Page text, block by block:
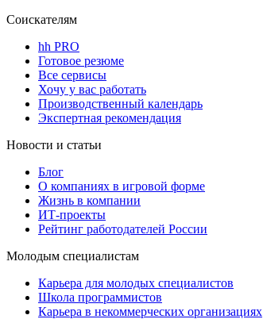
Соискателям
hh PRO
Готовое резюме
Все сервисы
Хочу у вас работать
Производственный календарь
Экспертная рекомендация
Новости и статьи
Блог
О компаниях в игровой форме
Жизнь в компании
ИТ-проекты
Рейтинг работодателей России
Молодым специалистам
Карьера для молодых специалистов
Школа программистов
Карьера в некоммерческих организациях